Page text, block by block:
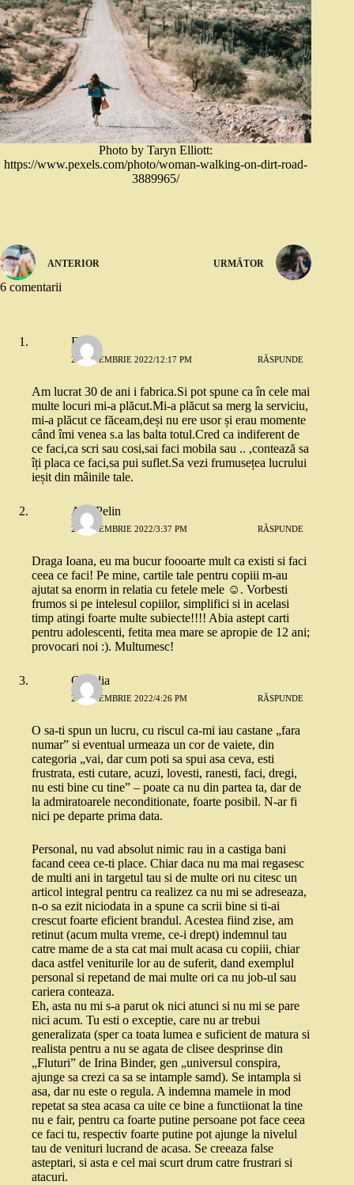
Photo by Taryn Elliott:
https://www.pexels.com/photo/woman-walking-on-dirt-road-
3889965/
ANTERIOR URMĂTOR
6 comentarii
Eli
29 NOIEMBRIE 2022/12:17 PM RĂSPUNDE
Am lucrat 30 de ani i fabrica.Si pot spune ca în cele mai
multe locuri mi-a plăcut.Mi-a plăcut sa merg la serviciu,
mi-a plăcut ce făceam,deși nu ere usor și erau momente
când îmi venea s.a las balta totul.Cred ca indiferent de
ce faci,ca scri sau cosi,sai faci mobila sau .. ,contează sa
îți placa ce faci,sa pui suflet.Sa vezi frumusețea lucrului
ieșit din mâinile tale.
Ana Pelin
29 NOIEMBRIE 2022/3:37 PM RĂSPUNDE
Draga Ioana, eu ma bucur foooarte mult ca existi si faci
ceea ce faci! Pe mine, cartile tale pentru copiii m-au
ajutat sa enorm in relatia cu fetele mele ☺️. Vorbesti
frumos si pe intelesul copiilor, simplifici si in acelasi
timp atingi foarte multe subiecte!!!! Abia astept carti
pentru adolescenti, fetita mea mare se apropie de 12 ani;
provocari noi :). Multumesc!
Claudia
29 NOIEMBRIE 2022/4:26 PM RĂSPUNDE
O sa-ti spun un lucru, cu riscul ca-mi iau castane „fara
numar” si eventual urmeaza un cor de vaiete, din
categoria „vai, dar cum poti sa spui asa ceva, esti
frustrata, esti cutare, acuzi, lovesti, ranesti, faci, dregi,
nu esti bine cu tine” – poate ca nu din partea ta, dar de
la admiratoarele neconditionate, foarte posibil. N-ar fi
nici pe departe prima data.
Personal, nu vad absolut nimic rau in a castiga bani
facand ceea ce-ti place. Chiar daca nu ma mai regasesc
de multi ani in targetul tau si de multe ori nu citesc un
articol integral pentru ca realizez ca nu mi se adreseaza,
n-o sa ezit niciodata in a spune ca scrii bine si ti-ai
crescut foarte eficient brandul. Acestea fiind zise, am
retinut (acum multa vreme, ce-i drept) indemnul tau
catre mame de a sta cat mai mult acasa cu copiii, chiar
daca astfel veniturile lor au de suferit, dand exemplul
personal si repetand de mai multe ori ca nu job-ul sau
cariera conteaza.
Eh, asta nu mi s-a parut ok nici atunci si nu mi se pare
nici acum. Tu esti o exceptie, care nu ar trebui
generalizata (sper ca toata lumea e suficient de matura si
realista pentru a nu se agata de clisee desprinse din
„Fluturi” de Irina Binder, gen „universul conspira,
ajunge sa crezi ca sa se intample samd). Se intampla si
asa, dar nu este o regula. A indemna mamele in mod
repetat sa stea acasa ca uite ce bine a functiionat la tine
nu e fair, pentru ca foarte putine persoane pot face ceea
ce faci tu, respectiv foarte putine pot ajunge la nivelul
tau de venituri lucrand de acasa. Se creeaza false
asteptari, si asta e cel mai scurt drum catre frustrari si
atacuri.